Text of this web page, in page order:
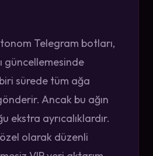
Telegram botları,
güncellemesinde
sürede tüm ağa
Ancak bu ağın
ekstra ayrıcalıklardır.
olarak düzenli